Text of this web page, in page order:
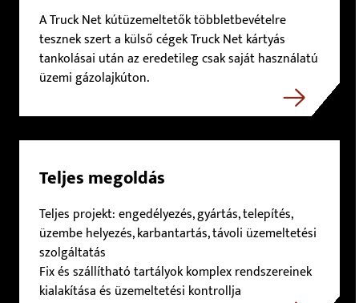
A Truck Net kútüzemeltetők többletbevételre
tesznek szert a külső cégek Truck Net kártyás
tankolásai után az eredetileg csak saját használatú
üzemi gázolajkúton.
Teljes megoldás
Teljes projekt: engedélyezés, gyártás, telepítés,
üzembe helyezés, karbantartás, távoli üzemeltetési
szolgáltatás
Fix és szállítható tartályok komplex rendszereinek
kialakítása és üzemeltetési kontrollja